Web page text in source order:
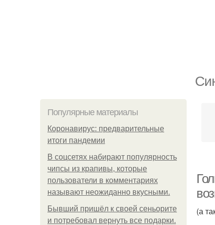
Популярные материалы
Коронавирус: предварительные
итоги пандемии
В соцсетях набирают популярность
чипсы из крапивы, которые
пользователи в комментариях
называют неожиданно вкусными.
Бывший пришёл к своей сеньорите
и потребовал вернуть все подарки.
(а